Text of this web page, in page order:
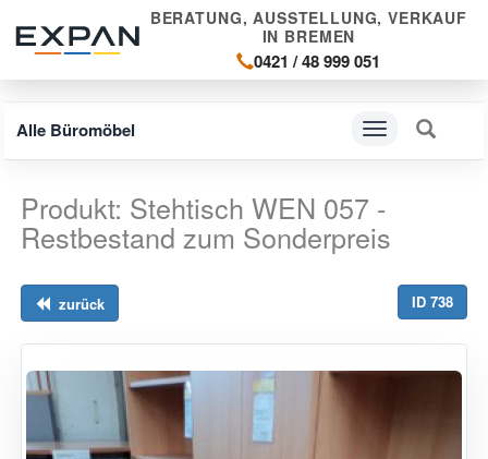
BERATUNG, AUSSTELLUNG, VERKAUF
IN BREMEN
0421 / 48 999 051
Alle Büromöbel
Navigation
Produkt: Stehtisch WEN 057 -
Restbestand zum Sonderpreis
zurück ID 738